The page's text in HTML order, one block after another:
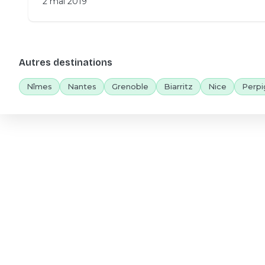
Autres destinations
Nîmes Nantes Grenoble Biarritz Nice